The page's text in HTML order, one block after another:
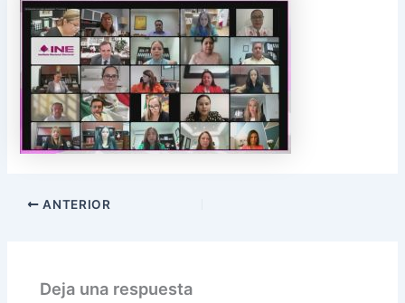
ANTERIOR
Deja una respuesta